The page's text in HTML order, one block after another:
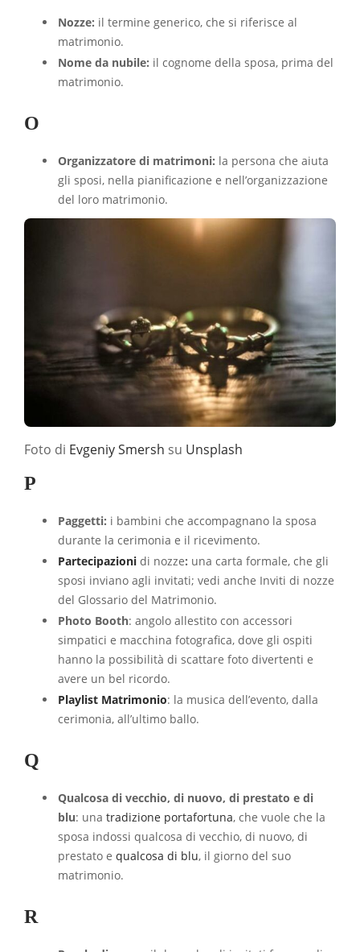
Nozze: il termine generico, che si riferisce al
matrimonio.
Nome da nubile: il cognome della sposa, prima del
matrimonio.
O
Organizzatore di matrimoni: la persona che aiuta
gli sposi, nella pianificazione e nell’organizzazione
del loro matrimonio.
Foto di Evgeniy Smersh su Unsplash
P
Paggetti: i bambini che accompagnano la sposa
durante la cerimonia e il ricevimento.
Partecipazioni di nozze: una carta formale, che gli
sposi inviano agli invitati; vedi anche Inviti di nozze
del Glossario del Matrimonio.
Photo Booth: angolo allestito con accessori
simpatici e macchina fotografica, dove gli ospiti
hanno la possibilità di scattare foto divertenti e
avere un bel ricordo.
Playlist Matrimonio: la musica dell’evento, dalla
cerimonia, all’ultimo ballo.
Q
Qualcosa di vecchio, di nuovo, di prestato e di
blu: una tradizione portafortuna, che vuole che la
sposa indossi qualcosa di vecchio, di nuovo, di
prestato e qualcosa di blu, il giorno del suo
matrimonio.
R